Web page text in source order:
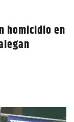
homicidio en